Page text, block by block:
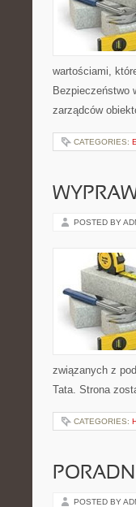
wartościami,
Bezpieczeństwo
zarządców
CATEGORIES:
POSTED BY
związanych z
Tata. Strona
CATEGORIES:
POSTED BY